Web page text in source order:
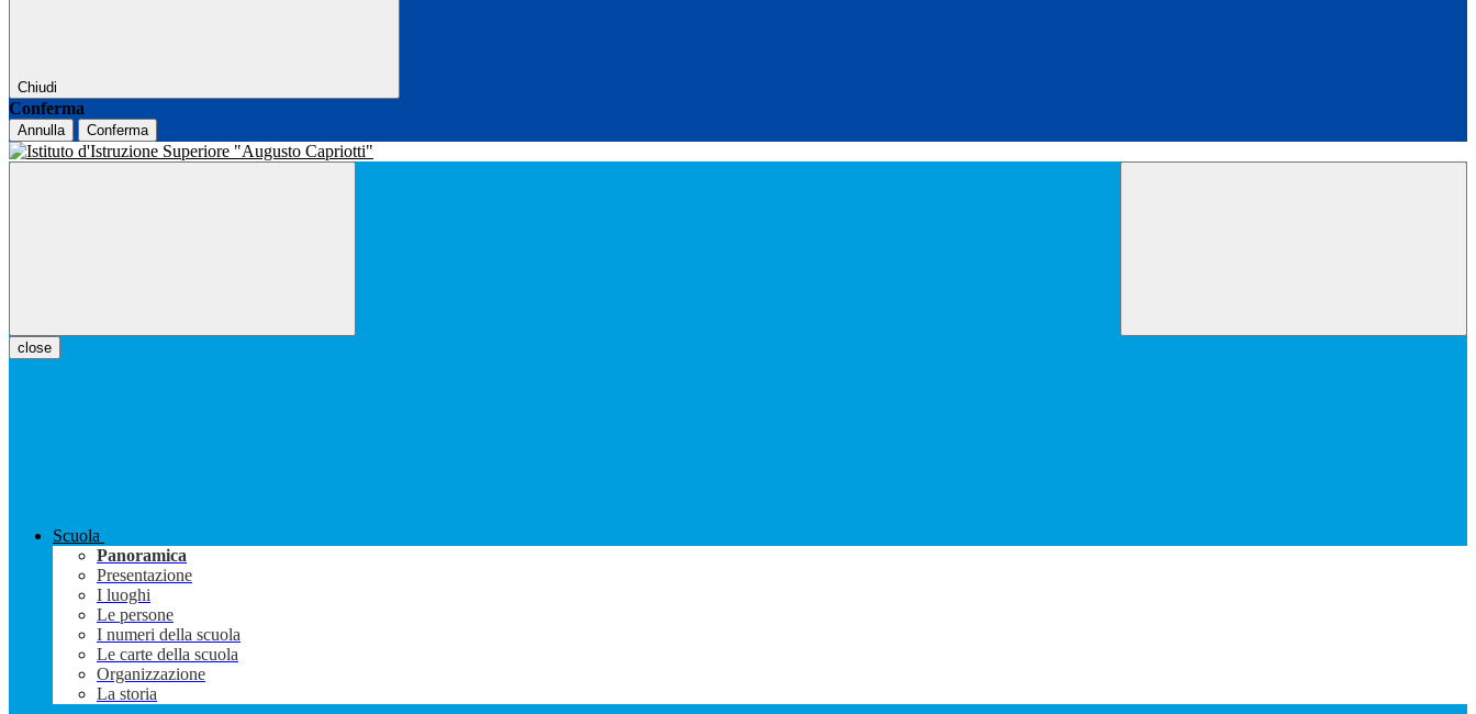
Chiudi
Conferma
Annulla Conferma
close
Scuola
Panoramica
Presentazione
I luoghi
Le persone
I numeri della scuola
Le carte della scuola
Organizzazione
La storia